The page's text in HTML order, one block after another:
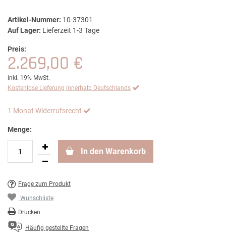
Artikel-Nummer: 10-37301
Auf Lager: Lieferzeit 1-3 Tage
Preis:
2.269,00 €
inkl. 19% MwSt.
Kostenlose Lieferung innerhalb Deutschlands
1 Monat Widerrufsrecht
Menge:
In den Warenkorb
Frage zum Produkt
Wunschliste
Drucken
Häufig gestellte Fragen